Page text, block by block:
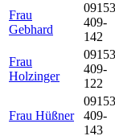
Frau
Gebhard
09153
409-
142
Frau
Holzinger
09153
409-
122
Frau Hüßner
09153
409-
143